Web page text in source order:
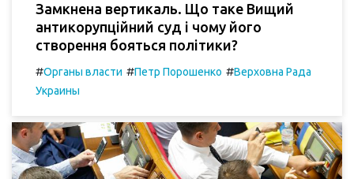
Замкнена вертикаль. Що таке Вищий
антикорупційний суд і чому його
створення бояться політики?
#Органы власти #Петр Порошенко #Верховна Рада
Украины